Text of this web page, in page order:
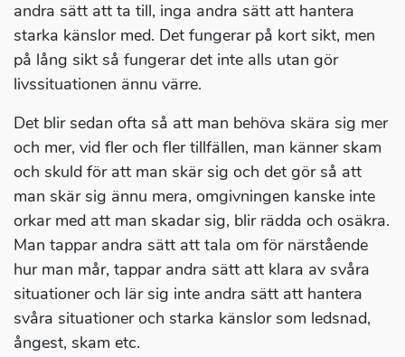
andra sätt att ta till, inga andra sätt att hantera
starka känslor med. Det fungerar på kort sikt, men
på lång sikt så fungerar det inte alls utan gör
livssituationen ännu värre.
Det blir sedan ofta så att man behöva skära sig mer
och mer, vid fler och fler tillfällen, man känner skam
och skuld för att man skär sig och det gör så att
man skär sig ännu mera, omgivningen kanske inte
orkar med att man skadar sig, blir rädda och osäkra.
Man tappar andra sätt att tala om för närstående
hur man mår, tappar andra sätt att klara av svåra
situationer och lär sig inte andra sätt att hantera
svåra situationer och starka känslor som ledsnad,
ångest, skam etc.